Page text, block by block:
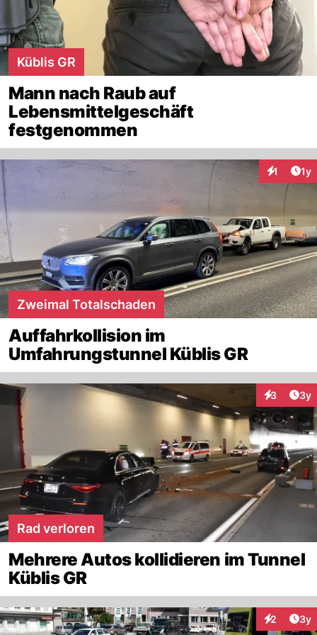
Küblis GR
Mann nach Raub auf
Lebensmittelgeschäft
festgenommen
1 1y
Zweimal Totalschaden
Auffahrkollision im
Umfahrungstunnel Küblis GR
3 3y
Rad verloren
Mehrere Autos kollidieren im Tunnel
Küblis GR
2 3y